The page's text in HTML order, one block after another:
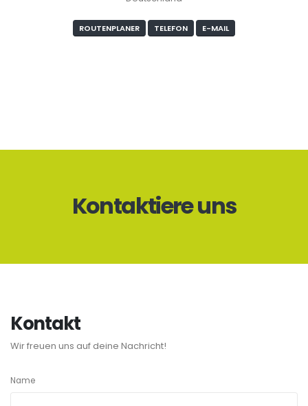
ROUTENPLANER TELEFON E-MAIL
Kontaktiere uns
Kontakt
Wir freuen uns auf deine Nachricht!
Name